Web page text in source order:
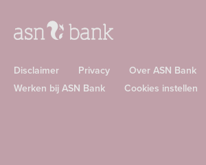
Disclaimer Privacy
Over ASN Bank
Werken bij ASN Bank
Cookies instellen